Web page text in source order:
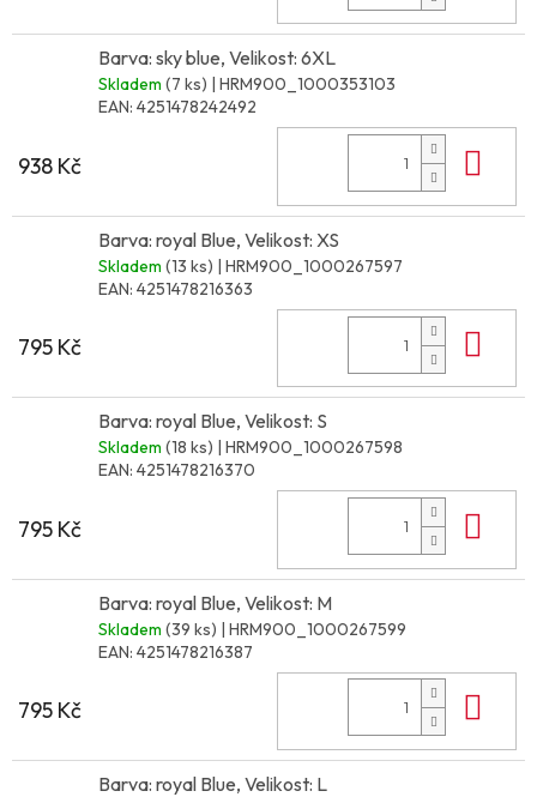
Barva: sky blue, Velikost: 6XL
Skladem (7 ks) | HRM900_1000353103
EAN: 4251478242492
938 Kč
Barva: royal Blue, Velikost: XS
Skladem (13 ks) | HRM900_1000267597
EAN: 4251478216363
795 Kč
Barva: royal Blue, Velikost: S
Skladem (18 ks) | HRM900_1000267598
EAN: 4251478216370
795 Kč
Barva: royal Blue, Velikost: M
Skladem (39 ks) | HRM900_1000267599
EAN: 4251478216387
795 Kč
Barva: royal Blue, Velikost: L